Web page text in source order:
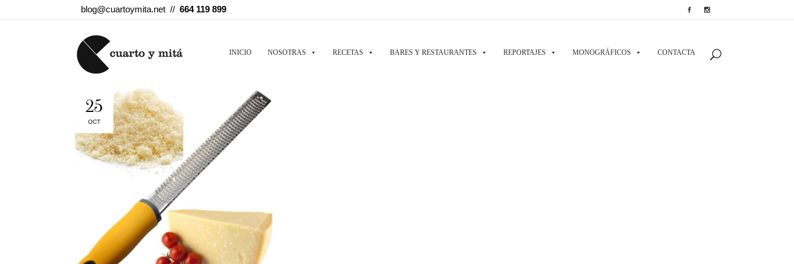
blog@cuartoymita.net // 664 119 899
INICIO NOSOTRAS RECETAS BARES Y RESTAURANTES REPORTAJES MONOGRÁFICOS CONTACTA
25
OCT